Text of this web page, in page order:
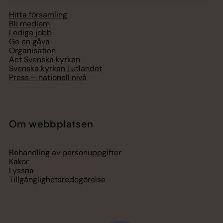
Hitta församling
Bli medlem
Lediga jobb
Ge en gåva
Organisation
Act Svenska kyrkan
Svenska kyrkan i utlandet
Press – nationell nivå
Om webbplatsen
Behandling av personuppgifter
Kakor
Lyssna
Tillgänglighetsredogörelse